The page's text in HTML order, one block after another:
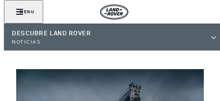
MENU
DESCUBRE LAND ROVER
NOTICIAS